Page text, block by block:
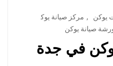
يوكن
, مركز صيانة يوك
صيانة يوكن
في جدة